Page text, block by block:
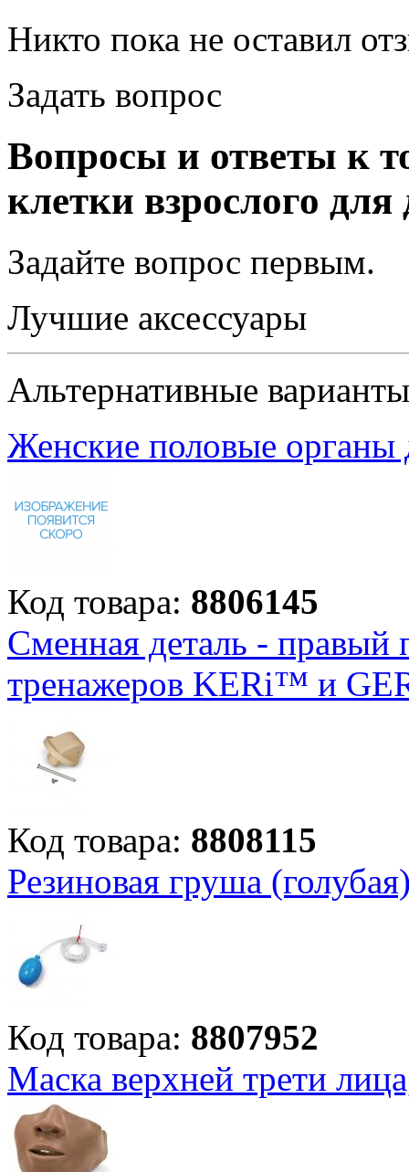
Никто пока не оставил
Задать вопрос
Вопросы и ответы к
клетки взрослого
Задайте вопрос первым.
Лучшие аксессуары
Альтернативные варианты
Женские половые органы
Код товара: 8806145
Сменная деталь - правый
тренажеров KERi™ и
Код товара: 8808115
Резиновая груша
Код товара: 8807952
Маска верхней трети